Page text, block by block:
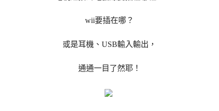
wii要插在哪？
或是耳機、USB輸入輸出，
通通一目了然耶！